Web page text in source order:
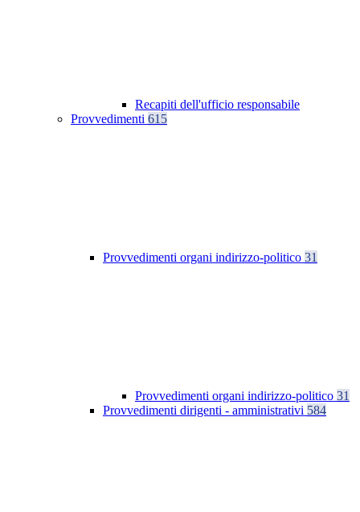
Recapiti dell'ufficio responsabile
Provvedimenti 615
Provvedimenti organi indirizzo-politico 31
Provvedimenti organi indirizzo-politico 31
Provvedimenti dirigenti - amministrativi 584